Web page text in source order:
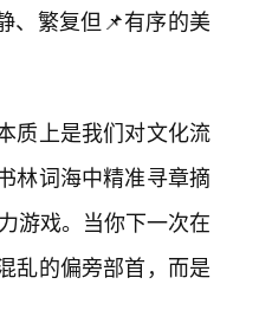
、繁复但📌有序的美
质上是我们对文化流
林词海中精准寻章摘
游戏。当你下一次在
乱的偏旁部首，而是